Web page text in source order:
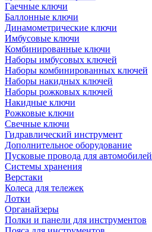
Гаечные ключи
Баллонные ключи
Динамометрические ключи
Имбусовые ключи
Комбинированные ключи
Наборы имбусовых ключей
Наборы комбинированных ключей
Наборы накидных ключей
Наборы рожковых ключей
Накидные ключи
Рожковые ключи
Свечные ключи
Гидравлический инструмент
Дополнительное оборудование
Пусковые провода для автомобилей
Системы хранения
Верстаки
Колеса для тележек
Лотки
Органайзеры
Полки и панели для инструментов